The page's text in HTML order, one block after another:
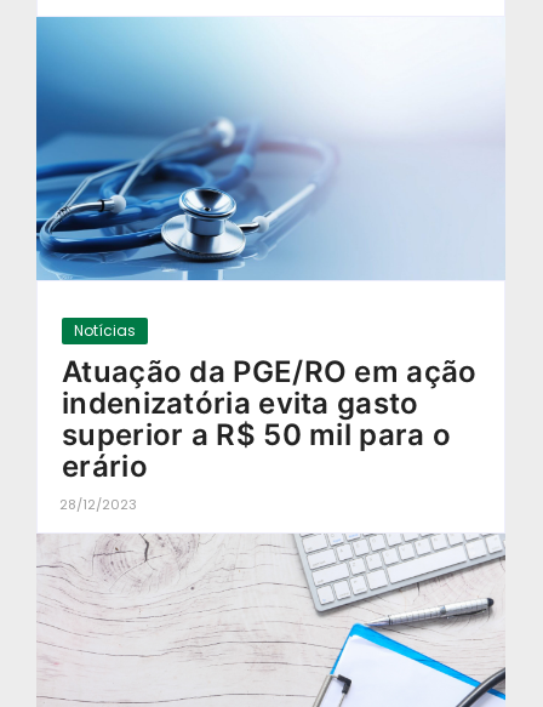
Notícias
Atuação da PGE/RO em ação
indenizatória evita gasto
superior a R$ 50 mil para o
erário
28/12/2023